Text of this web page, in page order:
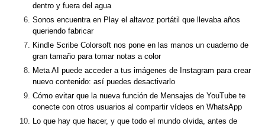
dentro y fuera del agua
Sonos encuentra en Play el altavoz portátil que llevaba años
queriendo fabricar
Kindle Scribe Colorsoft nos pone en las manos un cuaderno de
gran tamaño para tomar notas a color
Meta AI puede acceder a tus imágenes de Instagram para crear
nuevo contenido: así puedes desactivarlo
Cómo evitar que la nueva función de Mensajes de YouTube te
conecte con otros usuarios al compartir vídeos en WhatsApp
Lo que hay que hacer, y que todo el mundo olvida, antes de